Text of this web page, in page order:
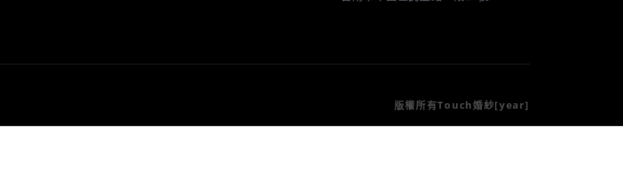
版權所有Touch婚紗[year]